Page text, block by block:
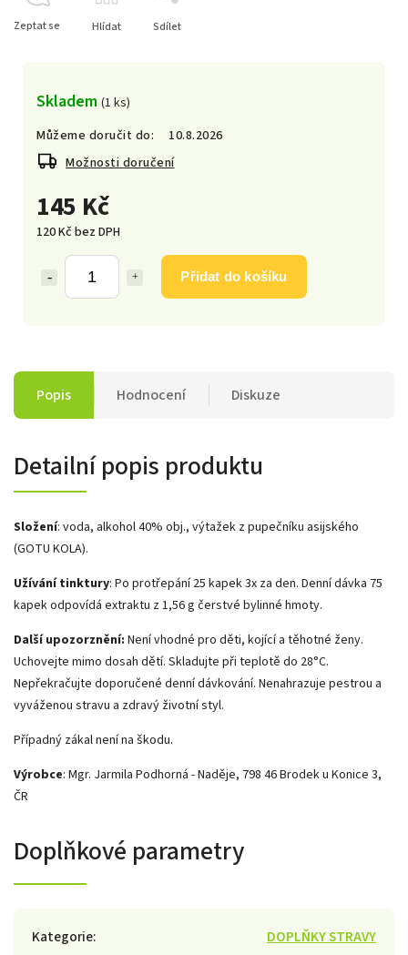
145 Kč
120 Kč bez DPH
Přidat do košíku
Skladem (1 ks)
Můžeme doručit do:
10.8.2026
Možnosti doručení
Zeptat se Hlídat Sdílet
Popis Hodnocení Diskuze
Detailní popis produktu
Složení: voda, alkohol 40% obj., výtažek z pupečníku asijského
(GOTU KOLA).
Užívání tinktury: Po protřepání 25 kapek 3x za den. Denní dávka 75
kapek odpovídá extraktu z 1,56 g čerstvé bylinné hmoty.
Další upozorznění: Není vhodné pro děti, kojící a těhotné ženy.
Uchovejte mimo dosah dětí. Skladujte při teplotě do 28°C.
Nepřekračujte doporučené denní dávkování. Nenahrazuje pestrou a
vyváženou stravu a zdravý životní styl.
Případný zákal není na škodu.
Výrobce: Mgr. Jarmila Podhorná - Naděje, 798 46 Brodek u Konice 3,
ČR
Doplňkové parametry
Kategorie:
DOPLŇKY STRAVY